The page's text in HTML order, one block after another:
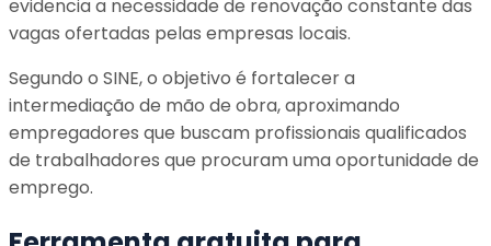
evidencia a necessidade de renovação constante das
vagas ofertadas pelas empresas locais.
Segundo o SINE, o objetivo é fortalecer a
intermediação de mão de obra, aproximando
empregadores que buscam profissionais qualificados
de trabalhadores que procuram uma oportunidade de
emprego.